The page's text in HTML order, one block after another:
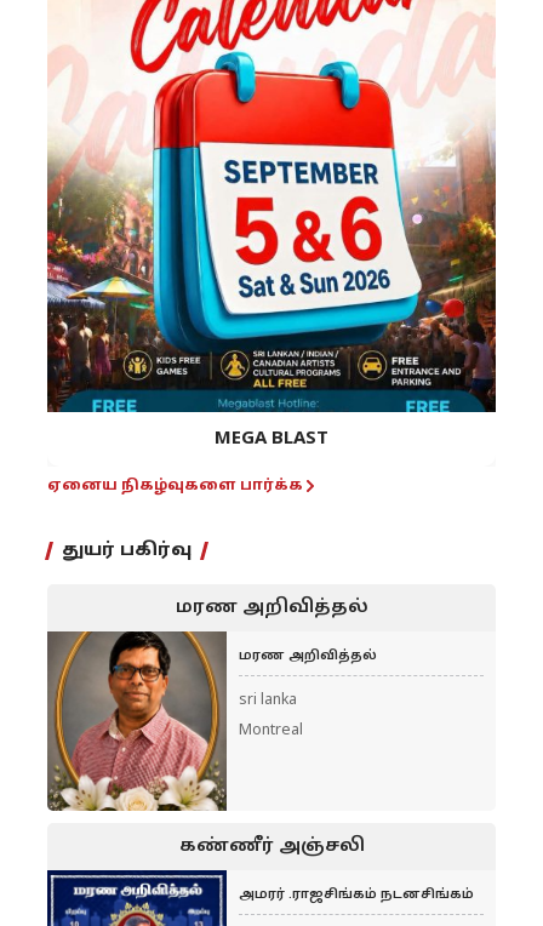
MEGA BLAST
ஏனைய நிகழ்வுகளை பார்க்க
துயர் பகிர்வு
மரண அறிவித்தல்
மரண அறிவித்தல்
sri lanka
Montreal
கண்ணீர் அஞ்சலி
அமரர் .ராஜசிங்கம் நடனசிங்கம்